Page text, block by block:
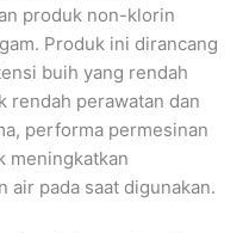
produk non-klorin
Produk ini dirancang
buih yang rendah
rendah perawatan dan
performa permesinan
meningkatkan
pada saat digunakan.